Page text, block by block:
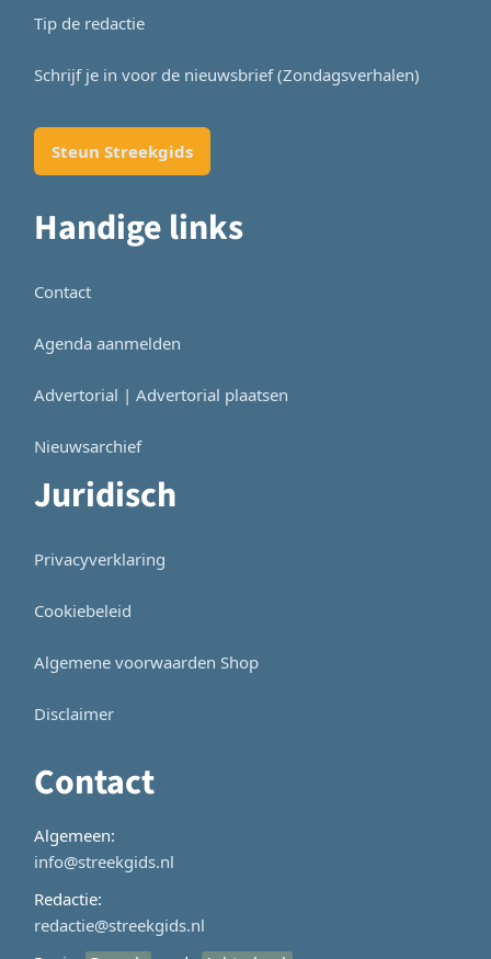
Tip de redactie
Schrijf je in voor de nieuwsbrief (Zondagsverhalen)
Steun Streekgids
Handige links
Contact
Agenda aanmelden
Advertorial | Advertorial plaatsen
Nieuwsarchief
Juridisch
Privacyverklaring
Cookiebeleid
Algemene voorwaarden Shop
Disclaimer
Contact
Algemeen:
info@streekgids.nl
Redactie:
redactie@streekgids.nl